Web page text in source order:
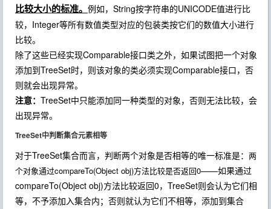
比较大小的标准。 例如，String按字符串的UNICODE值进行比
较，Integer等所有数值类型对应的包装类按它们的数值大小进行
比较。
除了这些已经实现Comparable接口类之外，如果试图把一个对象
添加到TreeSet时，则该对象的类必须实现Comparable接口，否
则就会出现异常。
注意： TreeSet中只能添加同一种类型的对象，否则无法比较，会
出现异常。
TreeSet中判断集合元素相等
对于TreeSet集合而言，判断两个对象是否相等的唯一标准是： 两
个对象通过compareTo(Object obj)方法比较是否返回0——如果通过
compareTo(Object obj)方法比较返回0，TreeSet则会认为它们相
等，不予添加入集合内；否则就认为它们不相等，添加到集合